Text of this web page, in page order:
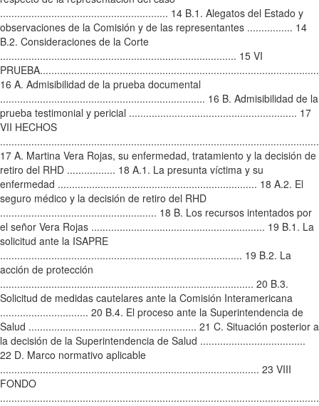
........................................................... 14 B.1. Alegatos del Estado y
observaciones de la Comisión y de las representantes ................ 14
B.2. Consideraciones de la Corte
................................................................................... 15 VI
16 A. Admisibilidad de la prueba documental
........................................................................ 16 B. Admisibilidad de la
prueba testimonial y pericial ........................................................... 17
VII HECHOS
17 A. Martina Vera Rojas, su enfermedad, tratamiento y la decisión de
retiro del RHD ................. 18 A.1. La presunta víctima y su
enfermedad ...................................................................... 18 A.2. El
seguro médico y la decisión de retiro del RHD
....................................................... 18 B. Los recursos intentados por
el señor Vera Rojas ............................................................. 19 B.1. La
solicitud ante la ISAPRE
..................................................................................... 19 B.2. La
acción de protección
......................................................................................... 20 B.3.
Solicitud de medidas cautelares ante la Comisión Interamericana
............................... 20 B.4. El proceso ante la Superintendencia de
Salud ........................................................... 21 C. Situación posterior a
la decisión de la Superintendencia de Salud .....................................
22 D. Marco normativo aplicable
........................................................................................... 23 VIII
FONDO